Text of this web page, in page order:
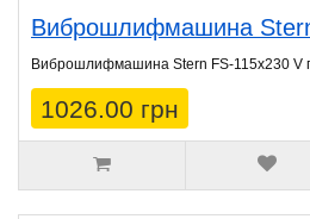
Виброшлифмашина
Виброшлифмашина Stern FS-115x230 V
1026.00 грн